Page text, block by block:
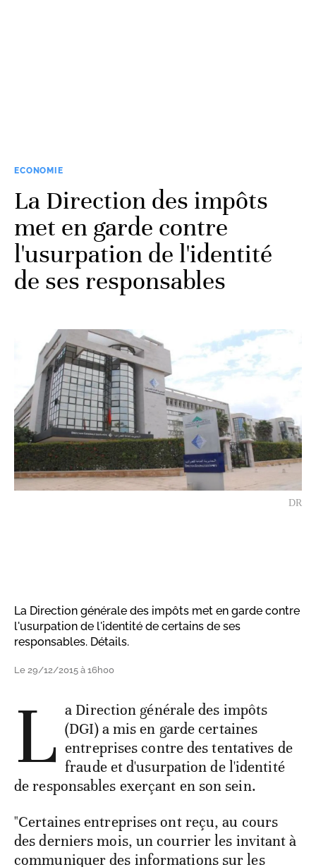
ECONOMIE
La Direction des impôts
met en garde contre
l'usurpation de l'identité
de ses responsables
DR
La Direction générale des impôts met en garde contre
l'usurpation de l'identité de certains de ses
responsables. Détails.
Le 29/12/2015 à 16h00
L a Direction générale des impôts
(DGI) a mis en garde certaines
entreprises contre des tentatives de
fraude et d'usurpation de l'identité
de responsables exerçant en son sein.
"Certaines entreprises ont reçu, au cours
des derniers mois, un courrier les invitant à
communiquer des informations sur les